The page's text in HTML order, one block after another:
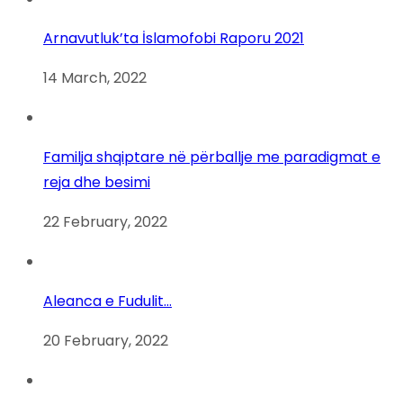
Arnavutluk’ta İslamofobi Raporu 2021
14 March, 2022
Familja shqiptare në përballje me paradigmat e
reja dhe besimi
22 February, 2022
Aleanca e Fudulit…
20 February, 2022